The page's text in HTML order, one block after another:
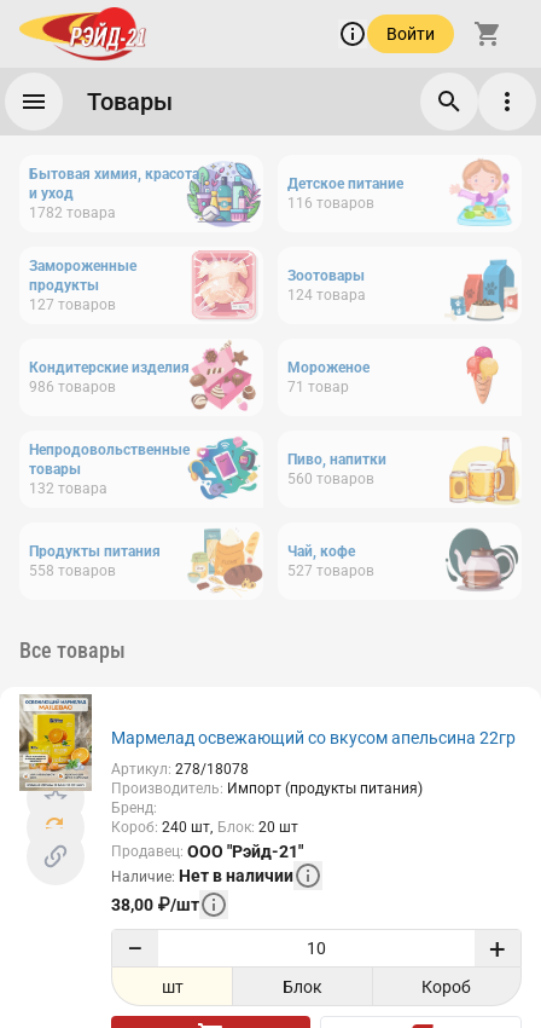
Войти
Товары
Бытовая химия, красота
и уход
1782 товара
Детское питание
116 товаров
Замороженные
продукты
127 товаров
Зоотовары
124 товара
Кондитерские изделия
986 товаров
Мороженое
71 товар
Непродовольственные
товары
132 товара
Пиво, напитки
560 товаров
Продукты питания
558 товаров
Чай, кофе
527 товаров
Все товары
Мармелад освежающий со вкусом апельсина 22гр
Артикул: 278/18078
Производитель: Импорт (продукты питания)
Бренд:
Короб: 240 шт Блок: 20 шт
Продавец: ООО "Рэйд-21"
Наличие: Нет в наличии
38,00 ₽/шт
− +
шт Блок Короб